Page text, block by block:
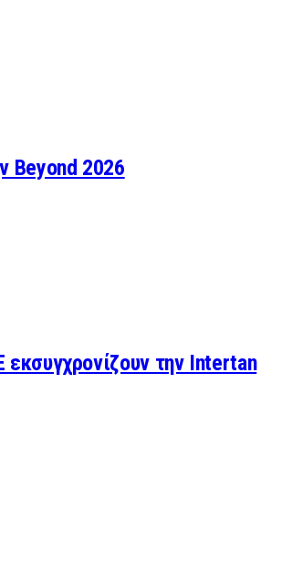
Beyond 2026
εκσυγχρονίζουν την Intertan